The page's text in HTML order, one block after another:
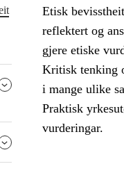
Etisk
reflektert og
gjere etiske
Kritisk tenking
i mange ulike
Praktisk
vurderingar.